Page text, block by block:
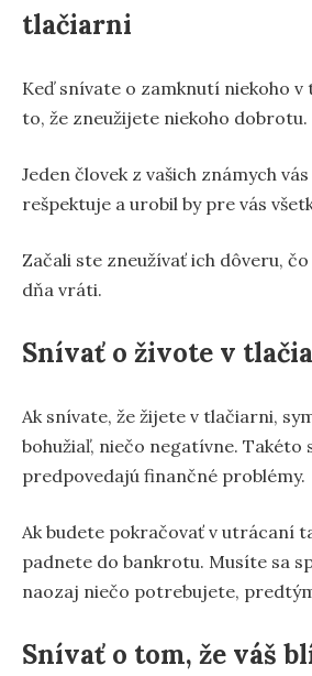
tlačiarni
Keď snívate o zamknutí niekoho
to, že zneužijete niekoho dobrotu.
Jeden človek z vašich známych
rešpektuje a urobil by pre vás
Začali ste zneužívať ich dôveru,
dňa vráti.
Snívať o živote v
Ak snívate, že žijete v tlačiarni,
bohužiaľ, niečo negatívne. Takéto
predpovedajú finančné problémy.
Ak budete pokračovať v utrácaní
padnete do bankrotu. Musíte sa
naozaj niečo potrebujete,
Snívať o tom, že váš